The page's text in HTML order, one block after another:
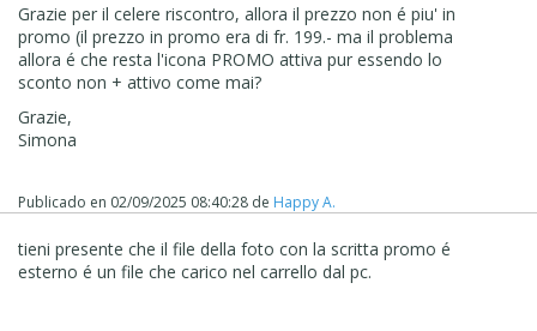
Grazie per il celere riscontro, allora il prezzo non é piu' in
promo (il prezzo in promo era di fr. 199.- ma il problema
allora é che resta l'icona PROMO attiva pur essendo lo
sconto non + attivo come mai?
Grazie,
Simona
Publicado en 02/09/2025 08:40:28 de Happy A.
tieni presente che il file della foto con la scritta promo é
esterno é un file che carico nel carrello dal pc.